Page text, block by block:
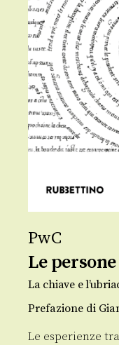
PwC
Le
La chiave e
Prefazione di
Le esperienze